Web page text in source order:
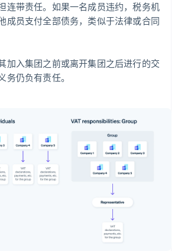
连带责任。如果一名成员违约，税务机
成员支付全部债务，类似于法律或合同
加入集团之前或离开集团之后进行的交
务仍负有责任。